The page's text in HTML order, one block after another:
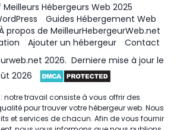
Hébergeurs Web 2025
Guides Hébergement Web
propos de MeilleurHebergeurWeb.net
Ajouter un hébergeur
Contact
2026. Derniere mise à jour le
2026
notre travail consiste à vous offrir des
pour trouver votre hébergeur web. Nous
et services de chacun. Afin de vous fournir